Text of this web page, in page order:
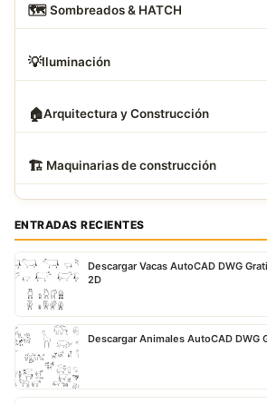
🗺️ Sombreados & HATCH
💡Iluminación
🏠Arquitectura y Construcción
🏗 ️ Maquinarias de construcción
ENTRADAS RECIENTES
Descargar Vacas AutoCAD DWG
2D
Descargar Animales AutoCAD DWG